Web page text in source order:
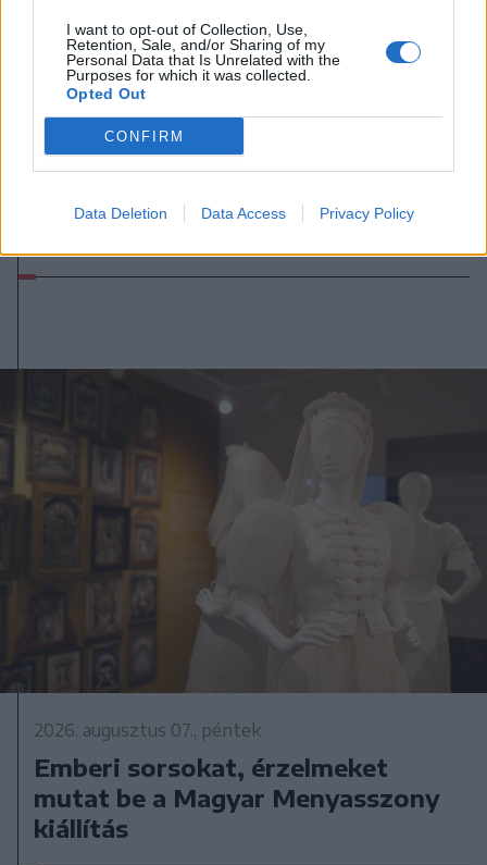
I want to opt-out of Collection, Use,
Retention, Sale, and/or Sharing of my
Personal Data that Is Unrelated with the
Purposes for which it was collected.
Opted Out
CONFIRM
Data Deletion Data Access Privacy Policy
2026. augusztus 07., péntek
A közvilágításon spórol a
2026. augusztus 07., péntek
Emberi sorsokat, érzelmeket
mutat be a Magyar Menyasszony
kiállítás